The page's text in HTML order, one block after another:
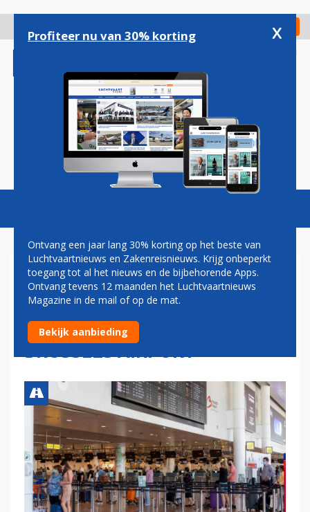
gaan
Check in
Magazine Podcasts Vacatures
KOMEND WINTERSEIZOEN
DRIE NIEUWE OF HERVATTE
LIJNDIENSTEN VANAF
BRUSSELS AIRPORT
Profiteer nu van 30% korting x
Ontvang een jaar lang 30% korting op het beste van
Luchtvaartnieuws en Zakenreisnieuws. Krijg onbeperkt
toegang tot al het nieuws en de bijbehorende Apps.
Ontvang tevens 12 maanden het Luchtvaartnieuws
Magazine in de mail of op de mat.
Bekijk aanbieding